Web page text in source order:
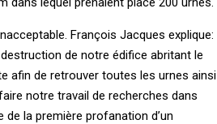
François Jacques explique:
de notre édifice abritant le
afin de retrouver toutes les urnes ainsi
notre travail de recherches dans
la première profanation d’un